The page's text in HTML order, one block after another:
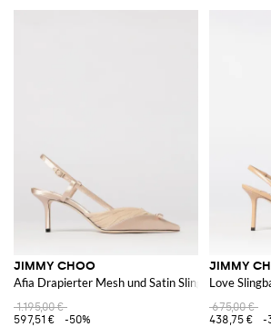
JIMMY CHOO
Afia Drapierter Mesh und Satin Slingback
1.195,00 €
597,51 €
-50%
JIMMY
Love
675,00 €
438,75 €
-